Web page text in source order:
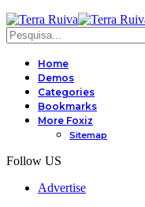
Home
Demos
Categories
Bookmarks
More Foxiz
Sitemap
Follow US
Advertise